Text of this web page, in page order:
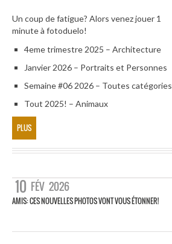
Un coup de fatigue? Alors venez jouer 1
minute à fotoduelo!
4eme trimestre 2025 – Architecture
Janvier 2026 – Portraits et Personnes
Semaine #06 2026 – Toutes catégories
Tout 2025! – Animaux
PLUS
10 FÉV 2026
AMIS: CES NOUVELLES PHOTOS VONT VOUS ÉTONNER!